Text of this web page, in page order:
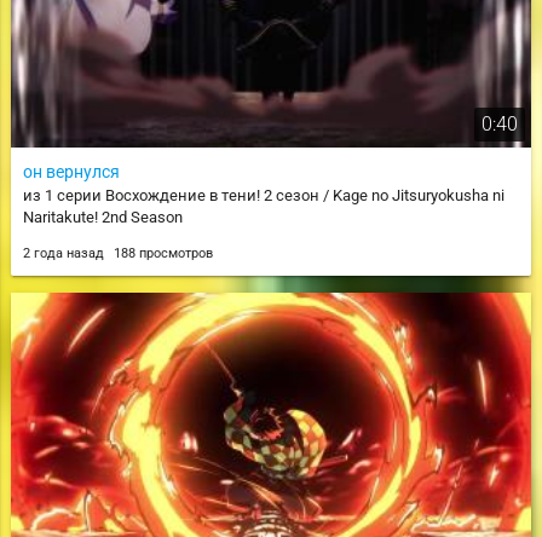
0:40
он вернулся
из 1 серии Восхождение в тени! 2 сезон / Kage no Jitsuryokusha ni
Naritakute! 2nd Season
2 года назад 188 просмотров